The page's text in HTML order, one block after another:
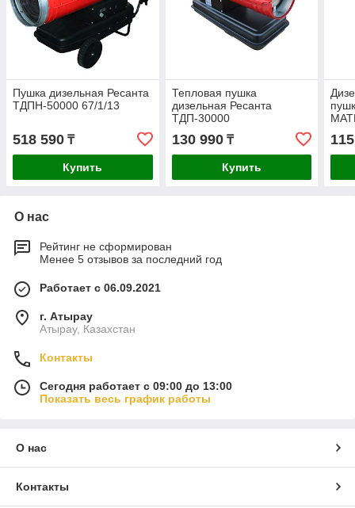
Пушка дизельная Ресанта
ТДПН-50000 67/1/13
518 590 ₸
Купить
Тепловая пушка
дизельная Ресанта
ТДП-30000
130 990₸
Купить
О нас
Рейтинг не сформирован
Менее 5 отзывов за последний год
Работает с 06.09.2021
г. Атырау
Атырау, Казахстан
Контакты
Сегодня работает с 09:00 до 13:00
Показать весь график работы
О нас
Контакты